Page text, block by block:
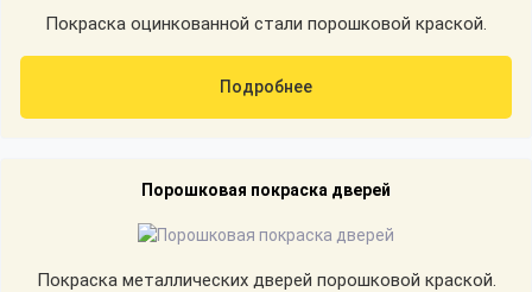
Покраска оцинкованной стали порошковой краской.
Подробнее
Порошковая покраска дверей
Покраска металлических дверей порошковой краской.